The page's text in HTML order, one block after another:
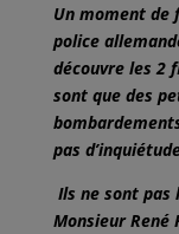
Un moment de
police
découvre les 2
sont que des
pas
Ils ne sont pas
Monsieur René